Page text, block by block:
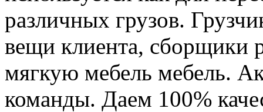
различных грузов.
вещи клиента, сборщики
мягкую мебель мебель.
команды. Даем 100%